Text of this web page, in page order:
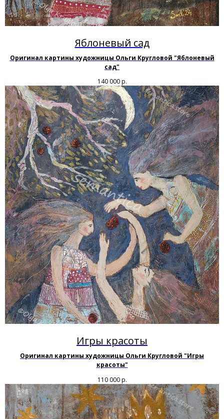
Яблоневый сад
Оригинал картины художницы Ольги Кругловой "Яблоневый
сад"
140 000 р.
Игры красоты
Оригинал картины художницы Ольги Кругловой "Игры
красоты"
110 000 р.